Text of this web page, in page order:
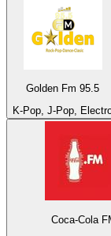
Golden Fm 95.5
K-Pop, J-Pop,
Coca-Cola